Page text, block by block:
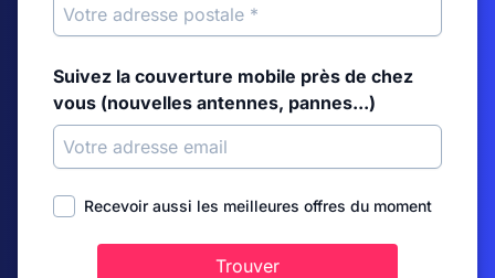
Suivez la couverture mobile près de chez
vous (nouvelles antennes, pannes...)
Recevoir aussi les meilleures offres du moment
Trouver